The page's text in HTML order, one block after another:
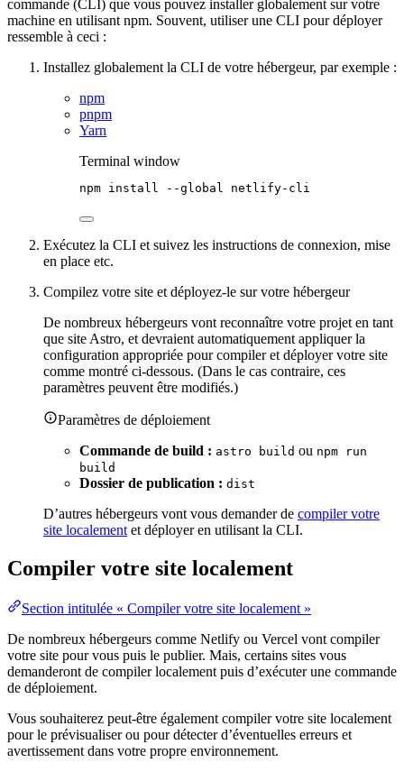
commande (CLI) que vous pouvez installer globalement sur votre
machine en utilisant npm. Souvent, utiliser une CLI pour déployer
ressemble à ceci :
Installez globalement la CLI de votre hébergeur, par exemple :
npm
pnpm
Yarn
Terminal window
npm install --global netlify-cli
Exécutez la CLI et suivez les instructions de connexion, mise
en place etc.
Compilez votre site et déployez-le sur votre hébergeur
De nombreux hébergeurs vont reconnaître votre projet en tant
que site Astro, et devraient automatiquement appliquer la
configuration appropriée pour compiler et déployer votre site
comme montré ci-dessous. (Dans le cas contraire, ces
paramètres peuvent être modifiés.)
Paramètres de déploiement
Commande de build : astro build ou npm run
build
Dossier de publication : dist
D’autres hébergeurs vont vous demander de compiler votre
site localement et déployer en utilisant la CLI.
Compiler votre site localement
Section intitulée « Compiler votre site localement »
De nombreux hébergeurs comme Netlify ou Vercel vont compiler
votre site pour vous puis le publier. Mais, certains sites vous
demanderont de compiler localement puis d’exécuter une commande
de déploiement.
Vous souhaiterez peut-être également compiler votre site localement
pour le prévisualiser ou pour détecter d’éventuelles erreurs et
avertissement dans votre propre environnement.